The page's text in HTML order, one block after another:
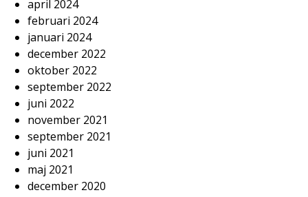
april 2024
februari 2024
januari 2024
december 2022
oktober 2022
september 2022
juni 2022
november 2021
september 2021
juni 2021
maj 2021
december 2020